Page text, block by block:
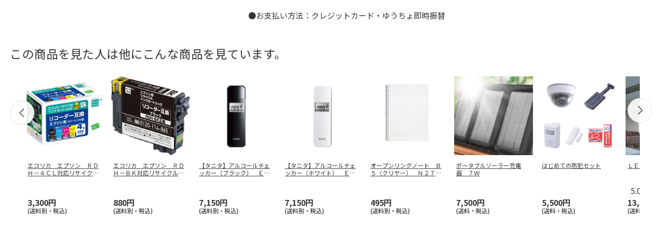
●お支払い方法：クレジットカード・ゆうちょ即時振替
この商品を見た人は他にこんな商品を見ています。
エコリカ エプソン ＲＤ
Ｈ－４ＣＬ対応リサイクル
インク ４
3,300円
(送料別・税込)
エコリカ エプソン ＲＤ
Ｈ－ＢＫ対応リサイクルイ
ンク ブラ
880円
(送料別・税込)
【タニタ】アルコールチェ
ッカー（ブラック） ＥＡ
7,150円
(送料別・税込)
【タニタ】アルコールチェ
ッカー（ホワイト） ＥＡ
7,150円
(送料別・税込)
オープンリングノート Ｂ
５（クリヤー） Ｎ２７２
495円
(送料別・税込)
ポータブルソーラー充電
器 ７Ｗ
7,500円
(送料・税込)
はじめての防犯セット
5,500円
(送料・税込)
ＬＥＤセン
5.0
13,000円
(送料・税込)